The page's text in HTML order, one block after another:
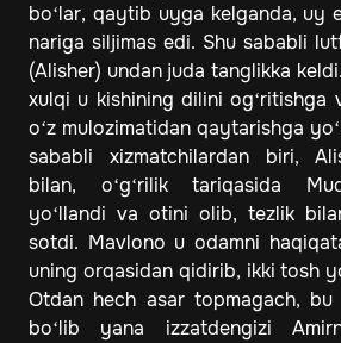
bo‘lar, qaytib uyga kelganda, uy
nariga siljimas edi. Shu sababli
(Alisher) undan juda tanglikka
xulqi u kishining dilini og‘ritishga
o‘z mulozimatidan qaytarishga
sababli xizmatchilardan biri,
bilan, o‘g‘rilik tariqasida
yo‘llandi va otini olib, tezlik
sotdi. Mavlono u odamni
uning orqasidan qidirib, ikki tosh
Otdan hech asar topmagach,
bo‘lib yana izzatdengizi